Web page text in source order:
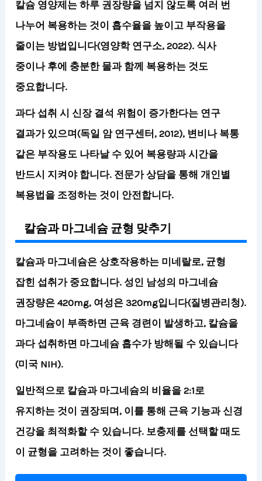
칼슘 영양제는 하루 권장량을 넘지 않도록 여러 번
나누어 복용하는 것이 흡수율을 높이고 부작용을
줄이는 방법입니다(영양학 연구소, 2022). 식사
중이나 후에 충분한 물과 함께 복용하는 것도
중요합니다.
과다 섭취 시 신장 결석 위험이 증가한다는 연구
결과가 있으며(독일 암 연구센터, 2012), 변비나 복통
같은 부작용도 나타날 수 있어 복용량과 시간을
반드시 지켜야 합니다. 전문가 상담을 통해 개인별
복용법을 조정하는 것이 안전합니다.
칼슘과 마그네슘 균형 맞추기
칼슘과 마그네슘은 상호작용하는 미네랄로, 균형
잡힌 섭취가 중요합니다. 성인 남성의 마그네슘
권장량은 420mg, 여성은 320mg입니다(질병관리청).
마그네슘이 부족하면 근육 경련이 발생하고, 칼슘을
과다 섭취하면 마그네슘 흡수가 방해될 수 있습니다
(미국 NIH).
일반적으로 칼슘과 마그네슘의 비율을 2:1로
유지하는 것이 권장되며, 이를 통해 근육 기능과 신경
건강을 최적화할 수 있습니다. 보충제를 선택할 때도
이 균형을 고려하는 것이 좋습니다.